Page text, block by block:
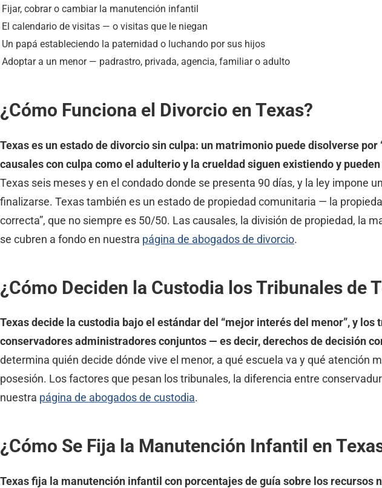
Fijar, cobrar o cambiar la manutención infantil
El calendario de visitas — o visitas que le niegan
Un papá estableciendo la paternidad o luchando por sus hijos
Adoptar a un menor — padrastro, privada, agencia, familiar o adulto
¿Cómo Funciona el Divorcio en Texas?
Texas es un estado de divorcio sin culpa: un matrimonio puede disolverse
causales con culpa como el adulterio y la crueldad siguen existiendo y
Texas seis meses y en el condado donde se presenta 90 días, y la ley impone
finalizarse. Texas también es un estado de propiedad comunitaria — la
correcta”, que no siempre es 50/50. Las causales, la división de propiedad, la
se cubren a fondo en nuestra página de abogados de divorcio.
¿Cómo Deciden la Custodia los Tribunales de
Texas decide la custodia bajo el estándar del “mejor interés del menor”, y
conservadores administradores conjuntos — es decir, derechos de decisión
determina quién decide dónde vive el menor, a qué escuela va y qué atención
posesión. Los factores que pesan los tribunales, la diferencia entre
nuestra página de abogados de custodia.
¿Cómo Se Fija la Manutención Infantil en
Texas fija la manutención infantil con porcentajes de guía sobre los recursos